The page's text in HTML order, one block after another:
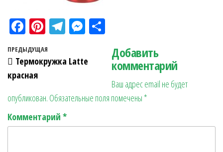
Fa
ce
bo
ok
Pi
nt
er
es
t
Te
gr
M
se
r
ра
в
ит
ь
Навигация по записям
Предыдущая запись
ПРЕДЫДУЩАЯ
Термокружка Latte
красная
Добавить
комментарий
Ваш адрес email не будет
опубликован. Обязательные поля помечены *
Комментарий *